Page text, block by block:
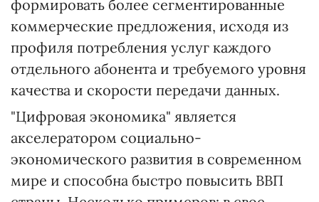
формировать более сегментированные
коммерческие предложения, исходя из
профиля потребления услуг каждого
отдельного абонента и требуемого уровня
качества и скорости передачи данных.
"Цифровая экономика" является
акселератором социально-
экономического развития в современном
мире и способна быстро повысить ВВП